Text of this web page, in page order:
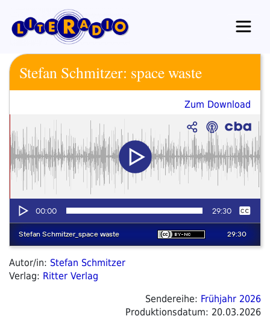
Inhalt
springen
Stefan Schmitzer: space waste
Zum Download
Autor/in: Stefan Schmitzer
Verlag: Ritter Verlag
Sendereihe: Frühjahr 2026
Produktionsdatum: 20.03.2026